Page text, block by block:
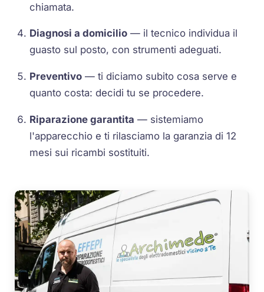
chiamata.
Diagnosi a domicilio — il tecnico individua il
guasto sul posto, con strumenti adeguati.
Preventivo — ti diciamo subito cosa serve e
quanto costa: decidi tu se procedere.
Riparazione garantita — sistemiamo
l'apparecchio e ti rilasciamo la garanzia di 12
mesi sui ricambi sostituiti.